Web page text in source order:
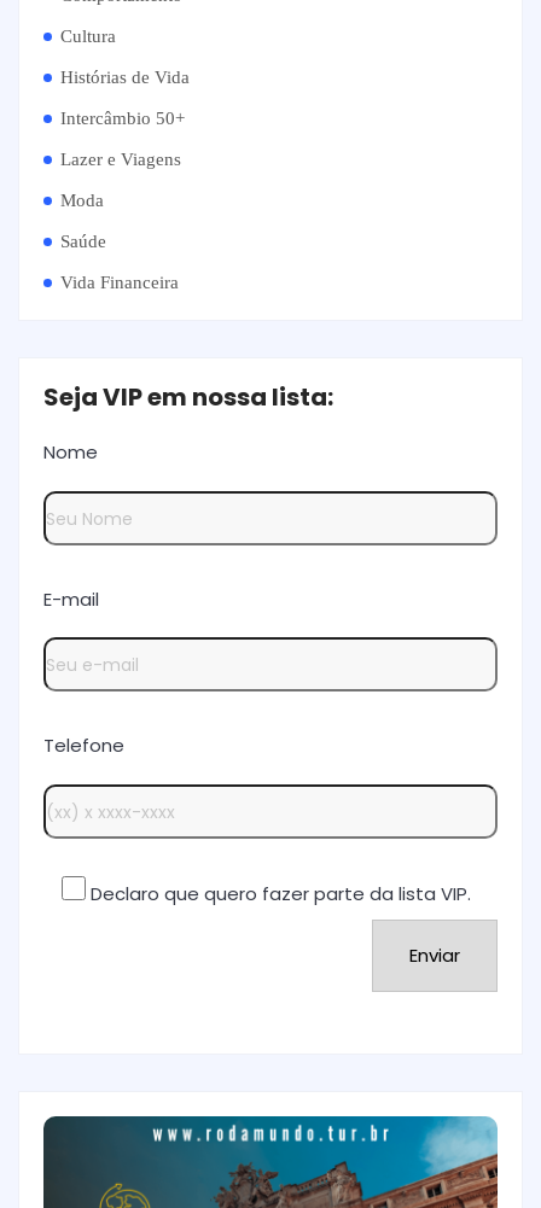
Cultura
Histórias de Vida
Intercâmbio 50+
Lazer e Viagens
Moda
Saúde
Vida Financeira
Seja VIP em nossa lista:
Nome
E-mail
Telefone
Declaro que quero fazer parte da lista VIP.